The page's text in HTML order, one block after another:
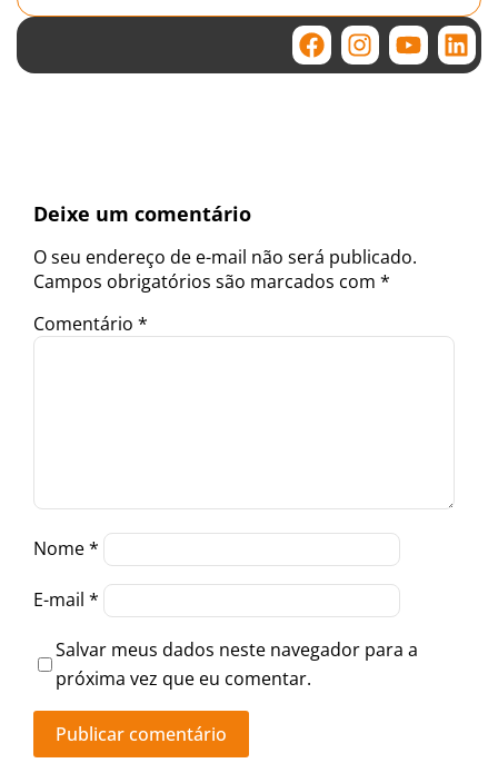
Deixe um comentário
O seu endereço de e-mail não será publicado.
Campos obrigatórios são marcados com *
Comentário *
Nome*
E-mail *
Salvar meus dados neste navegador para a
próxima vez que eu comentar.